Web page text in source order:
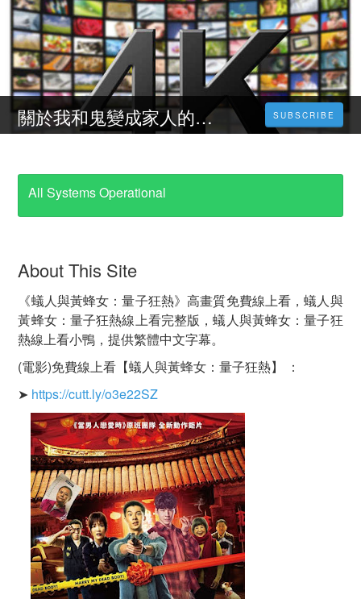
關於我和鬼變成家人的那件事 線上看(2023) || 小鴨影音完整版 ｜台灣字幕 SUBSCRIBE
All Systems Operational
About This Site
《蟻人與黃蜂女：量子狂熱》高畫質免費線上看，蟻人與
黃蜂女：量子狂熱線上看完整版，蟻人與黃蜂女：量子狂
熱線上看小鴨，提供繁體中文字幕。
(電影)免費線上看【蟻人與黃蜂女：量子狂熱】 ：
➤ https://cutt.ly/o3e22SZ